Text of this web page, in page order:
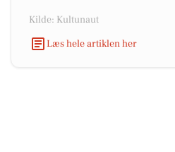
Kilde: Kultunaut
Læs hele artiklen her